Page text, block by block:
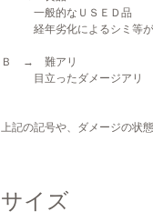
一般的なＵＳＥＤ品
経年劣化によるシミ等が
Ｂ → 難アリ
目立ったダメージアリ
上記の記号や、ダメージの状
サイズ